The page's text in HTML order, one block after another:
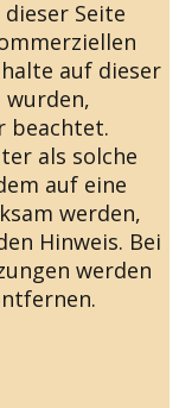
Seite
auf dieser
beachtet.
als solche
auf eine
werden,
Hinweis. Bei
werden